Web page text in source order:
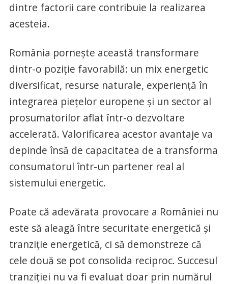
dintre factorii care contribuie la realizarea
acesteia.
România pornește această transformare
dintr-o poziție favorabilă: un mix energetic
diversificat, resurse naturale, experiență în
integrarea piețelor europene și un sector al
prosumatorilor aflat într-o dezvoltare
accelerată. Valorificarea acestor avantaje va
depinde însă de capacitatea de a transforma
consumatorul într-un partener real al
sistemului energetic.
Poate că adevărata provocare a României nu
este să aleagă între securitate energetică și
tranziție energetică, ci să demonstreze că
cele două se pot consolida reciproc. Succesul
tranziției nu va fi evaluat doar prin numărul